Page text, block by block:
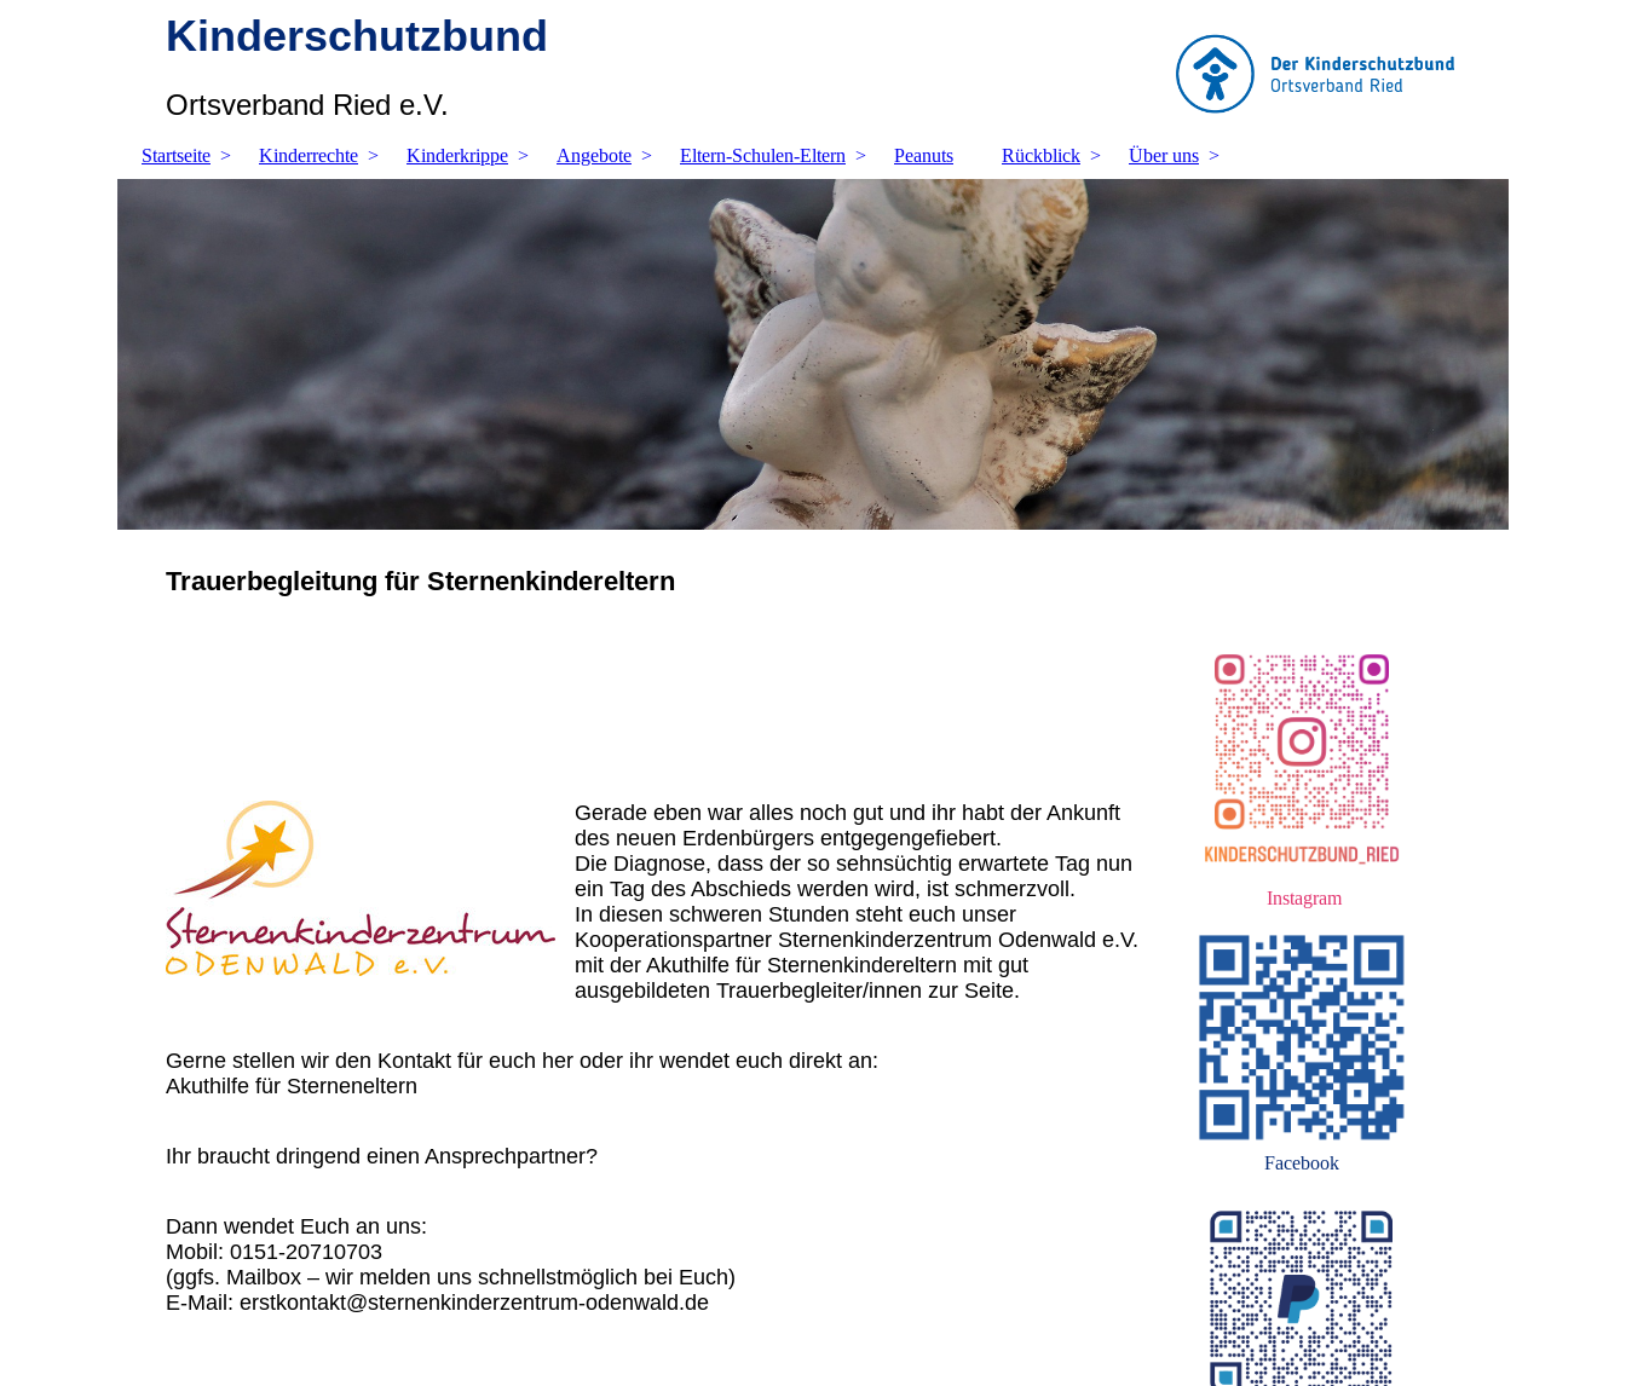
Kinderschutzbund
Ortsverband Ried e.V.
Startseite Kinderrechte Kinderkrippe Angebote Eltern-Schulen-Eltern Peanuts Rückblick Über uns
Trauerbegleitung für Sternenkindereltern
Gerade eben war alles noch gut und ihr habt der Ankunft
des neuen Erdenbürgers entgegengefiebert.
Die Diagnose, dass der so sehnsüchtig erwartete Tag nun
ein Tag des Abschieds werden wird, ist schmerzvoll.
In diesen schweren Stunden steht euch unser
Kooperationspartner Sternenkinderzentrum Odenwald e.V.
mit der Akuthilfe für Sternenkindereltern mit gut
ausgebildeten Trauerbegleiter/innen zur Seite.
Gerne stellen wir den Kontakt für euch her oder ihr wendet euch direkt an:
Akuthilfe für Sterneneltern
Ihr braucht dringend einen Ansprechpartner?
Dann wendet Euch an uns:
Mobil: 0151-20710703
(ggfs. Mailbox – wir melden uns schnellstmöglich bei Euch)
E-Mail: erstkontakt@sternenkinderzentrum-odenwald.de
Instagram
Facebook